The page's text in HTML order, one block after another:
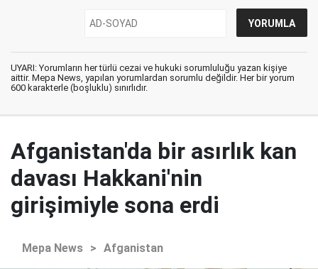
UYARI: Yorumların her türlü cezai ve hukuki sorumluluğu yazan kişiye
aittir. Mepa News, yapılan yorumlardan sorumlu değildir. Her bir yorum
600 karakterle (boşluklu) sınırlıdır.
Afganistan'da bir asırlık kan
davası Hakkani'nin
girişimiyle sona erdi
Mepa News > Afganistan